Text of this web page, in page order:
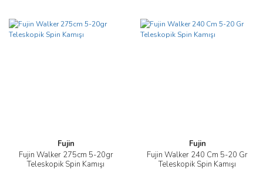
Fujin
Fujin Walker 275cm 5-20gr
Teleskopik Spin Kamışı
Fujin
Fujin Walker 240 Cm 5-20 Gr
Teleskopik Spin Kamışı